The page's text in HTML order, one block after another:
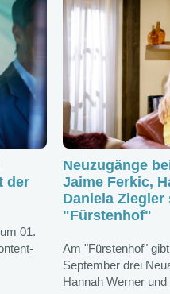
der
01.
Neuzugänge
Jaime Ferkic,
Daniela
"Fürstenhof"
Am "Fürstenhof"
September drei
Hannah Werner und